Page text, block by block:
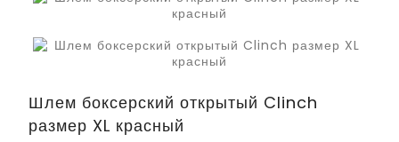
Шлем боксерский открытый Clinch
размер XL красный